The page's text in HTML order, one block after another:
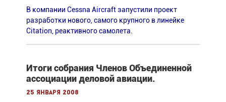
В компании Cessna Aircraft запустили проект
разработки нового, самого крупного в линейке
Citation, реактивного самолета.
Итоги собрания Членов Объединенной
ассоциации деловой авиации.
25 января 2008